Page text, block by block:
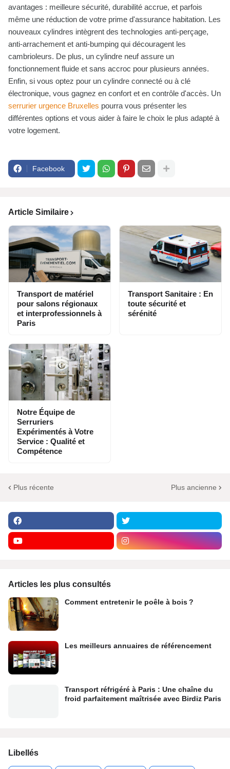
avantages : meilleure sécurité, durabilité accrue, et parfois
même une réduction de votre prime d'assurance habitation. Les
nouveaux cylindres intègrent des technologies anti-perçage,
anti-arrachement et anti-bumping qui découragent les
cambrioleurs. De plus, un cylindre neuf assure un
fonctionnement fluide et sans accroc pour plusieurs années.
Enfin, si vous optez pour un cylindre connecté ou à clé
électronique, vous gagnez en confort et en contrôle d'accès. Un
serrurier urgence Bruxelles pourra vous présenter les
différentes options et vous aider à faire le choix le plus adapté à
votre logement.
Facebook
Article Similaire
Transport de matériel
pour salons régionaux
et interprofessionnels à
Paris
Transport Sanitaire : En
toute sécurité et
sérénité
Notre Équipe de
Serruriers
Expérimentés à Votre
Service : Qualité et
Compétence
Plus récente Plus ancienne
Articles les plus consultés
Comment entretenir le poêle à bois ?
Les meilleurs annuaires de référencement
Transport réfrigéré à Paris : Une chaîne du
froid parfaitement maîtrisée avec Birdiz Paris
Libellés